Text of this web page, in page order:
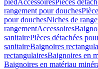
piedAccessoiresPièces
rangement pour douches
pour douchesNiches de
rangementAccessoires
sanitairePièces détachées
sanitaireBaignoires
rectangulairesBaignoires en
Baignoires en matériau